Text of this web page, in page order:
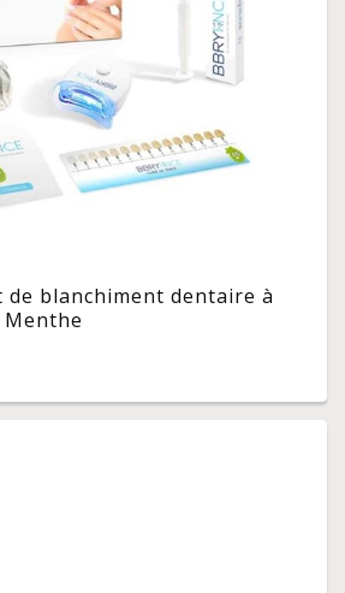
de blanchiment dentaire à